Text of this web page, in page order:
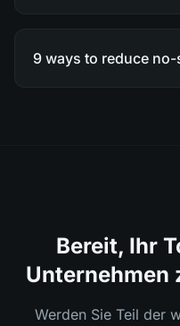
9 ways to reduce
Bereit, Ihr
Unternehmen
Werden Sie Teil der